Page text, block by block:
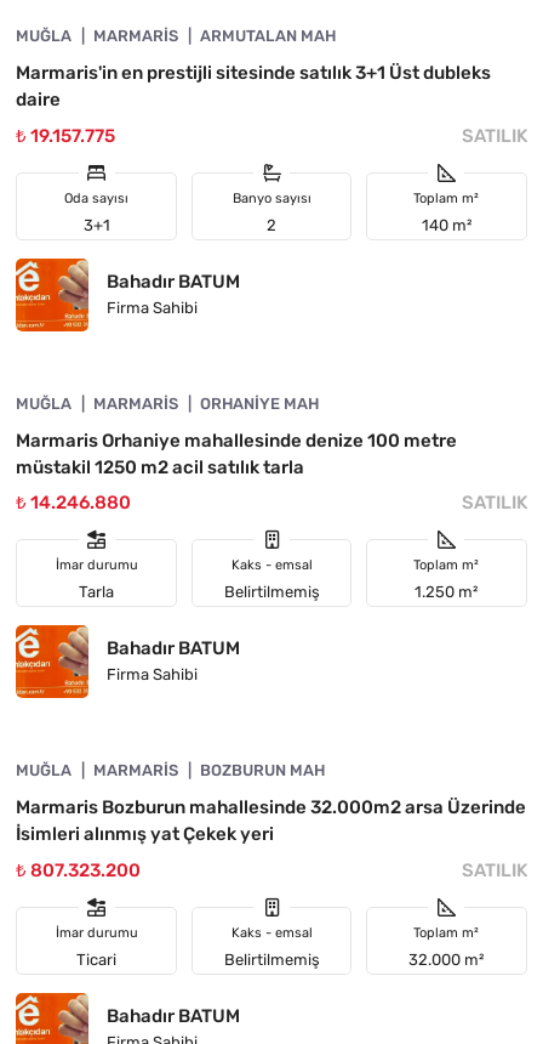
YATIRIMA UYGUN
MUĞLA MARMARIS ARMUTALAN MAH
Marmaris'in en prestijli sitesinde satılık 3+1 Üst dubleks
daire
₺ 19.157.775
SATILIK
Oda sayısı
3+1
Banyo sayısı
2
Toplam m²
140 m²
Bahadır BATUM
Firma Sahibi
ACIL
MUĞLA MARMARIS ORHANIYE MAH
Marmaris Orhaniye mahallesinde denize 100 metre
müstakil 1250 m2 acil satılık tarla
₺ 14.246.880
SATILIK
İmar durumu
Tarla
Kaks - emsal
Belirtilmemiş
Toplam m²
1.250 m²
Bahadır BATUM
Firma Sahibi
YATIRIMA UYGUN
MUĞLA MARMARIS BOZBURUN MAH
Marmaris Bozburun mahallesinde 32.000m2 arsa Üzerinde
İsimleri alınmış yat Çekek yeri
₺ 807.323.200
SATILIK
İmar durumu
Ticari
Kaks - emsal
Belirtilmemiş
Toplam m²
32.000 m²
Bahadır BATUM